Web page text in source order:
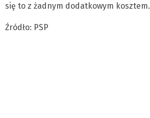
się to z żadnym dodatkowym kosztem.
Źródło: PSP